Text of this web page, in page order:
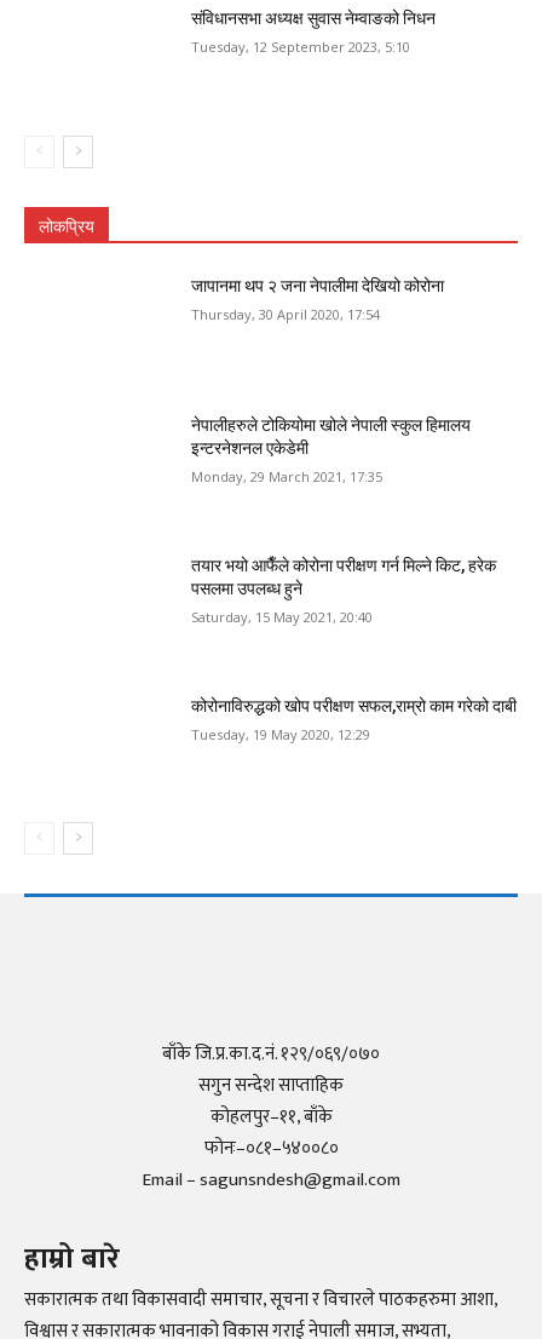
संविधानसभा अध्यक्ष सुवास नेम्वाङको निधन
Tuesday, 12 September 2023, 5:10
लोकप्रिय
जापानमा थप २ जना नेपालीमा देखियो कोरोना
Thursday, 30 April 2020, 17:54
नेपालीहरुले टोकियोमा खोले नेपाली स्कुल हिमालय
इन्टरनेशनल एकेडेमी
Monday, 29 March 2021, 17:35
तयार भयो आफैँले कोरोना परीक्षण गर्न मिल्ने किट, हरेक
पसलमा उपलब्ध हुने
Saturday, 15 May 2021, 20:40
कोरोनाविरुद्धको खोप परीक्षण सफल,राम्रो काम गरेको दाबी
Tuesday, 19 May 2020, 12:29
बाँके जि.प्र.का.द.नं. १२९/०६९/०७०
सगुन सन्देश साप्ताहिक
कोहलपुर–११, बाँके
फोनः–०८१–५४००८०
Email – sagunsndesh@gmail.com
हाम्रो बारे
सकारात्मक तथा विकासवादी समाचार, सूचना र विचारले पाठकहरुमा आशा,
विश्वास र सकारात्मक भावनाको विकास गराई नेपाली समाज, सभ्यता,